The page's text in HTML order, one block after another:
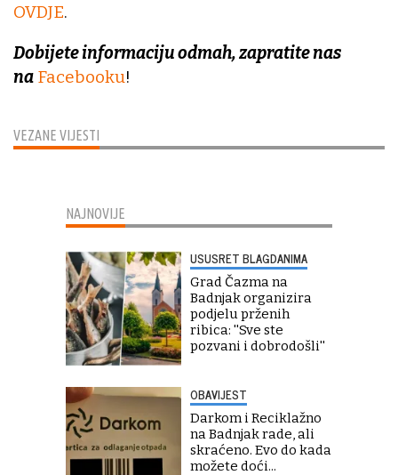
VEZANE VIJESTI
OVDJE.
Dobijete informaciju odmah, zapratite nas
na Facebooku!
NAJNOVIJE
USUSRET BLAGDANIMA
Grad Čazma na
Badnjak organizira
podjelu prženih
ribica: ''Sve ste
pozvani i dobrodošli''
OBAVIJEST
Darkom i Reciklažno
na Badnjak rade, ali
skraćeno. Evo do kada
možete doći...